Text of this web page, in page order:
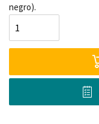
negro).